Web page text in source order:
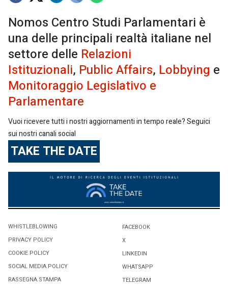
Nomos Centro Studi Parlamentari è
una delle principali realtà italiane nel
settore delle Relazioni
Istituzionali, Public Affairs, Lobbying e
Monitoraggio Legislativo e
Parlamentare
Vuoi ricevere tutti i nostri aggiornamenti in tempo reale? Seguici
sui nostri canali social
TAKE THE DATE
WHISTLEBLOWING
PRIVACY POLICY
COOKIE POLICY
SOCIAL MEDIA POLICY
RASSEGNA STAMPA
FACEBOOK
X
LINKEDIN
WHATSAPP
TELEGRAM